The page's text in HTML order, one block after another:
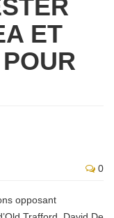
ET
0
opposant